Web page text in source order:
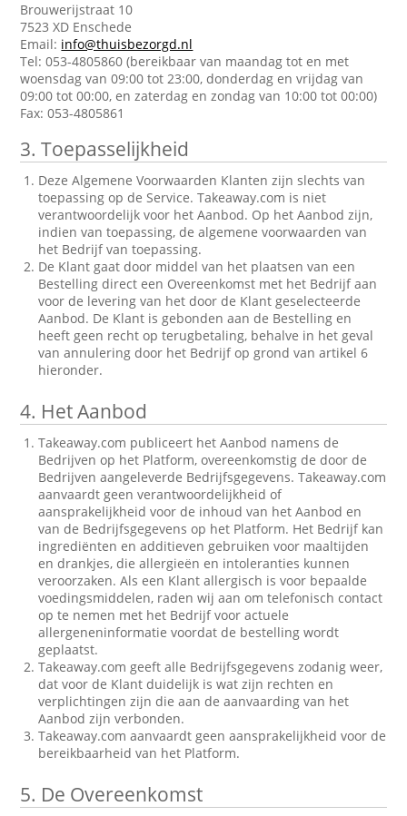
Brouwerijstraat 10
7523 XD Enschede
Email: info@thuisbezorgd.nl
Tel: 053-4805860 (bereikbaar van maandag tot en met
woensdag van 09:00 tot 23:00, donderdag en vrijdag van
09:00 tot 00:00, en zaterdag en zondag van 10:00 tot 00:00)
Fax: 053-4805861
3. Toepasselijkheid
Deze Algemene Voorwaarden Klanten zijn slechts van
toepassing op de Service. Takeaway.com is niet
verantwoordelijk voor het Aanbod. Op het Aanbod zijn,
indien van toepassing, de algemene voorwaarden van
het Bedrijf van toepassing.
De Klant gaat door middel van het plaatsen van een
Bestelling direct een Overeenkomst met het Bedrijf aan
voor de levering van het door de Klant geselecteerde
Aanbod. De Klant is gebonden aan de Bestelling en
heeft geen recht op terugbetaling, behalve in het geval
van annulering door het Bedrijf op grond van artikel 6
hieronder.
4. Het Aanbod
Takeaway.com publiceert het Aanbod namens de
Bedrijven op het Platform, overeenkomstig de door de
Bedrijven aangeleverde Bedrijfsgegevens. Takeaway.com
aanvaardt geen verantwoordelijkheid of
aansprakelijkheid voor de inhoud van het Aanbod en
van de Bedrijfsgegevens op het Platform. Het Bedrijf kan
ingrediënten en additieven gebruiken voor maaltijden
en drankjes, die allergieën en intoleranties kunnen
veroorzaken. Als een Klant allergisch is voor bepaalde
voedingsmiddelen, raden wij aan om telefonisch contact
op te nemen met het Bedrijf voor actuele
allergeneninformatie voordat de bestelling wordt
geplaatst.
Takeaway.com geeft alle Bedrijfsgegevens zodanig weer,
dat voor de Klant duidelijk is wat zijn rechten en
verplichtingen zijn die aan de aanvaarding van het
Aanbod zijn verbonden.
Takeaway.com aanvaardt geen aansprakelijkheid voor de
bereikbaarheid van het Platform.
5. De Overeenkomst